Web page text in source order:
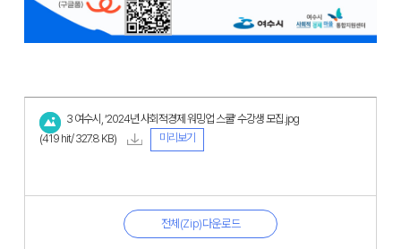
3 여수시, ‘2024년 사회적경제 워밍업 스쿨’ 수강생 모집.jpg
(419 hit/ 327.8 KB)
미리보기
전체(Zip)다운로드